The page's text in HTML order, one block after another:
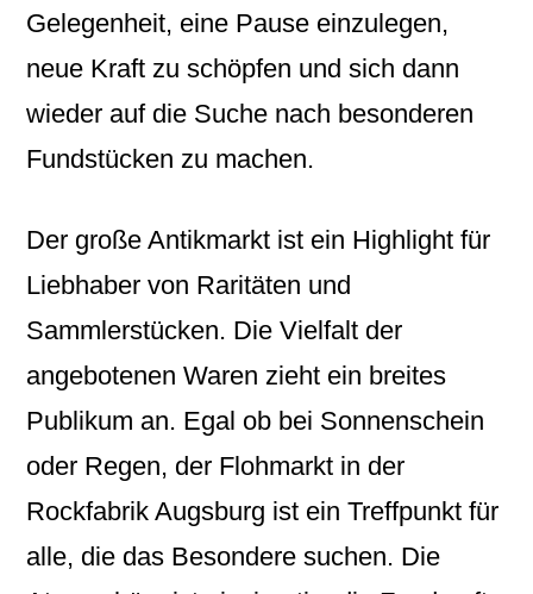
Gelegenheit, eine Pause einzulegen,
neue Kraft zu schöpfen und sich dann
wieder auf die Suche nach besonderen
Fundstücken zu machen.
Der große Antikmarkt ist ein Highlight für
Liebhaber von Raritäten und
Sammlerstücken. Die Vielfalt der
angebotenen Waren zieht ein breites
Publikum an. Egal ob bei Sonnenschein
oder Regen, der Flohmarkt in der
Rockfabrik Augsburg ist ein Treffpunkt für
alle, die das Besondere suchen. Die